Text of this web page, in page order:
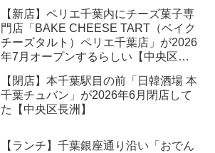
【新店】ペリエ千葉内にチーズ菓子専
門店「BAKE CHEESE TART（ベイク
チーズタルト）ペリエ千葉店」が2026
年7月オープンするらしい【中央区新
【閉店】本千葉駅目の前「日韓酒場 本
千葉チュバン」が2026年6月閉店して
た【中央区長洲】
【ランチ】千葉銀座通り沿い「おでん